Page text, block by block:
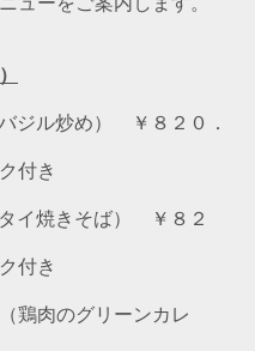
ジル炒め） ￥８２０．
付き
イ焼きそば） ￥８２
付き
鶏肉のグリーンカレ